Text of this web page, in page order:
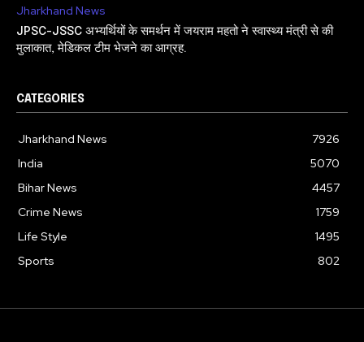
Jharkhand News
JPSC-JSSC अभ्यर्थियों के समर्थन में जयराम महतो ने स्वास्थ्य मंत्री से की
मुलाकात, मेडिकल टीम भेजने का आग्रह.
CATEGORIES
Jharkhand News
7926
India
5070
Bihar News
4457
Crime News
1759
Life Style
1495
Sports
802